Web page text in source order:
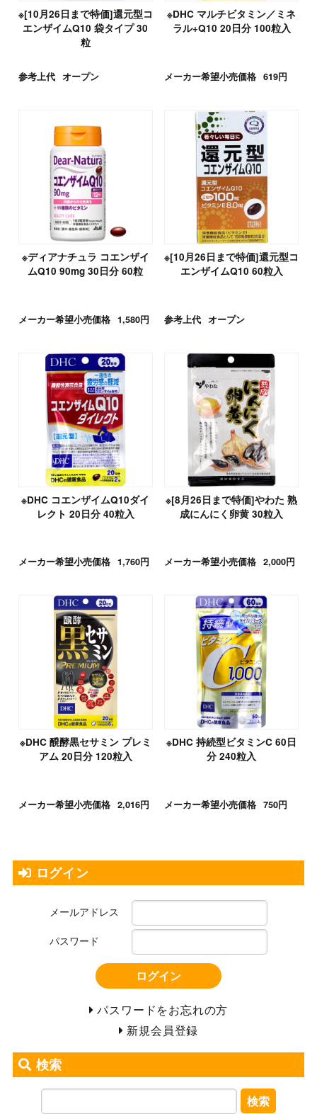
※[10月26日まで特価]還元型コ
エンザイムQ10 袋タイプ 30
粒
参考上代 オープン
※DHC マルチビタミン／ミネ
ラル+Q10 20日分 100粒入
メーカー希望小売価格 619円
※ディアナチュラ コエンザイ
ムQ10 90mg 30日分 60粒
メーカー希望小売価格 1,580円
※[10月26日まで特価]還元型コ
エンザイムQ10 60粒入
参考上代 オープン
※DHC コエンザイムQ10ダイ
レクト 20日分 40粒入
メーカー希望小売価格 1,760円
※[8月26日まで特価]やわた 熟
成にんにく卵黄 30粒入
メーカー希望小売価格 2,000円
※DHC 醗酵黒セサミン プレミ
アム 20日分 120粒入
メーカー希望小売価格 2,016円
※DHC 持続型ビタミンC 60日
分 240粒入
メーカー希望小売価格 750円
ログイン
メールアドレス
パスワード
ログイン
パスワードをお忘れの方
新規会員登録
検索
検索